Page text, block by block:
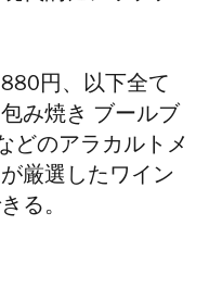
円、以下全て
み焼き ブールブ
どのアラカルトメ
厳選したワイン
る。